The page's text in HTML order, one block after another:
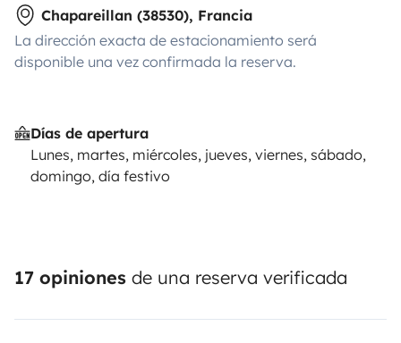
Chapareillan (38530), Francia
La dirección exacta de estacionamiento será
disponible una vez confirmada la reserva.
Días de apertura
Lunes, martes, miércoles, jueves, viernes, sábado,
domingo, día festivo
17 opiniones de una reserva verificada